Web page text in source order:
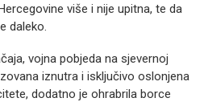
više i nije upitna, te da
daleko.
vojna pobjeda na sjevernoj
iznutra i isključivo oslonjena
dodatno je ohrabrila borce